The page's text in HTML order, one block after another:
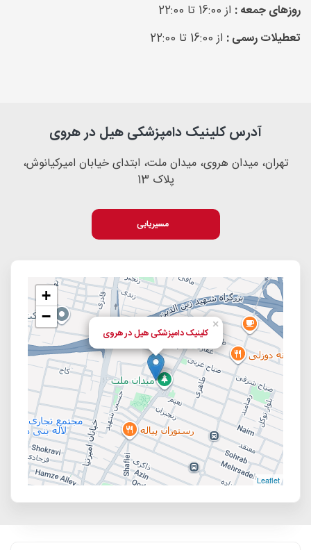
روزهای جمعه : از 16:00 تا 22:00
تعطیلات رسمی : از 16:00 تا 22:00
آدرس کلینیک دامپزشکی هیل در هروی
تهران، میدان هروی، میدان ملت، ابتدای خیابان امیرکیانوش،
پلاک 13
مسیریابی
کلینیک دامپزشکی هیل در هروی
×
+
−
Leaflet